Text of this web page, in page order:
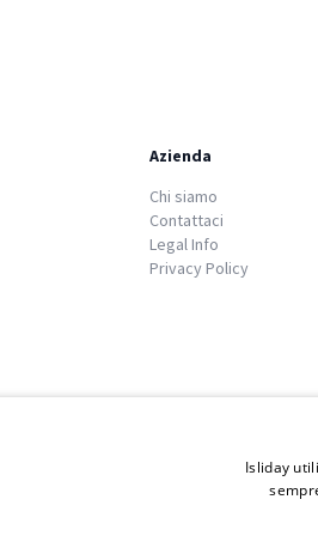
Azienda
Chi siamo
Contattaci
Legal Info
Privacy Policy
S.r.l - Via G. Cacciò 5 - 57034 Portoferraio -
Isliday